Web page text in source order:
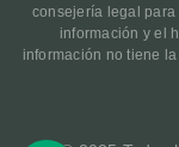
consejería legal
información y el
información no tiene